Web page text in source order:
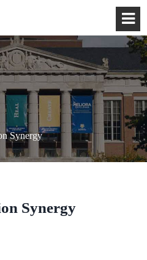
Synergy
Synergy